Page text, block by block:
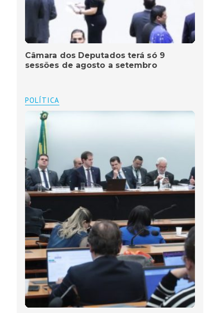
Câmara dos Deputados terá só 9
sessões de agosto a setembro
POLÍTICA